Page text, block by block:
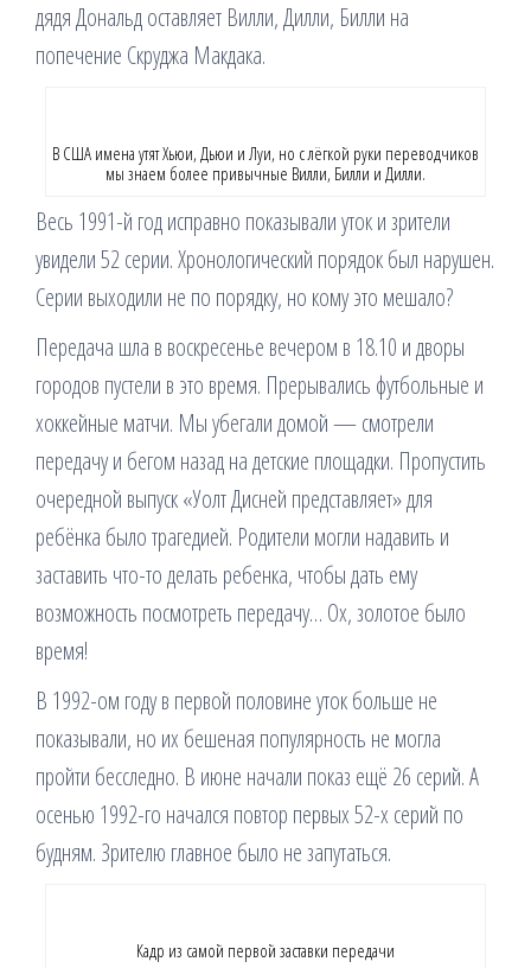
дядя Дональд оставляет Вилли, Дилли, Билли на
попечение Скруджа Макдака.
В США имена утят Хьюи, Дьюи и Луи, но с лёгкой руки переводчиков
мы знаем более привычные Вилли, Билли и Дилли.
Весь 1991-й год исправно показывали уток и зрители
увидели 52 серии. Хронологический порядок был нарушен.
Серии выходили не по порядку, но кому это мешало?
Передача шла в воскресенье вечером в 18.10 и дворы
городов пустели в это время. Прерывались футбольные и
хоккейные матчи. Мы убегали домой — смотрели
передачу и бегом назад на детские площадки. Пропустить
очередной выпуск «Уолт Дисней представляет» для
ребёнка было трагедией. Родители могли надавить и
заставить что-то делать ребенка, чтобы дать ему
возможность посмотреть передачу… Ох, золотое было
время!
В 1992-ом году в первой половине уток больше не
показывали, но их бешеная популярность не могла
пройти бесследно. В июне начали показ ещё 26 серий. А
осенью 1992-го начался повтор первых 52-х серий по
будням. Зрителю главное было не запутаться.
Кадр из самой первой заставки передачи